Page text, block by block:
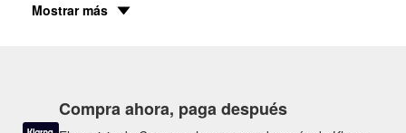
Mostrar más
Compra ahora, paga después